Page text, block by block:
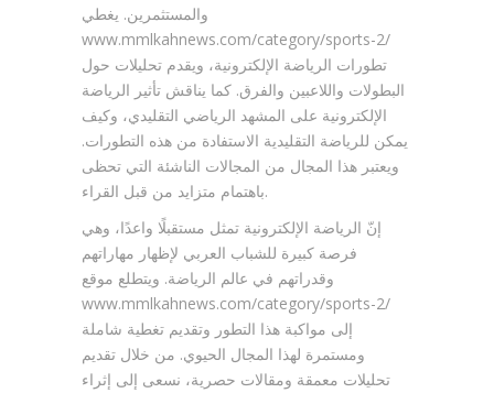
والمستثمرين. يغطي
www.mmlkahnews.com/category/sports-2/
تطورات الرياضة الإلكترونية، ويقدم تحليلات حول
البطولات واللاعبين والفرق. كما يناقش تأثير الرياضة
الإلكترونية على المشهد الرياضي التقليدي، وكيف
يمكن للرياضة التقليدية الاستفادة من هذه التطورات.
ويعتبر هذا المجال من المجالات الناشئة التي تحظى
باهتمام متزايد من قبل القراء.
إنّ الرياضة الإلكترونية تمثل مستقبلًا واعدًا، وهي
فرصة كبيرة للشباب العربي لإظهار مهاراتهم
وقدراتهم في عالم الرياضة. ويتطلع موقع
www.mmlkahnews.com/category/sports-2/
إلى مواكبة هذا التطور وتقديم تغطية شاملة
ومستمرة لهذا المجال الحيوي. من خلال تقديم
تحليلات معمقة ومقالات حصرية، نسعى إلى إثراء